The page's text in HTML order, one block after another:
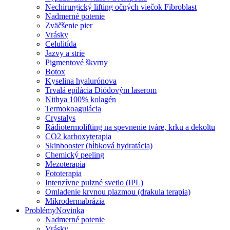
Nechirurgický lifting očných viečok Fibroblast
Nadmerné potenie
Zväčšenie pier
Vrásky
Celulitída
Jazvy a strie
Pigmentové škvrny
Botox
Kyselina hyalurónova
Trvalá epilácia Diódovým laserom
Nithya 100% kolagén
Termokoagulácia
Crystalys
Rádiotermolifting na spevnenie tváre, krku a dekoltu
CO2 karboxyterapia
Skinbooster (hĺbková hydratácia)
Chemický peeling
Mezoterapia
Fototerapia
Intenzívne pulzné svetlo (IPL)
Omladenie krvnou plazmou (drakula terapia)
Mikrodermabrázia
ProblémyNovinka
Nadmerné potenie